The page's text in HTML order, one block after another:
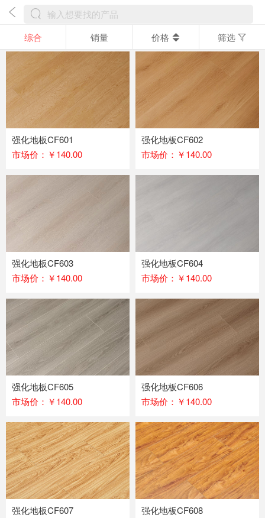
综合 销量 价格 筛选
强化地板CF601
市场价：￥140.00
强化地板CF602
市场价：￥140.00
强化地板CF603
市场价：￥140.00
强化地板CF604
市场价：￥140.00
强化地板CF605
市场价：￥140.00
强化地板CF606
市场价：￥140.00
强化地板CF607
强化地板CF608